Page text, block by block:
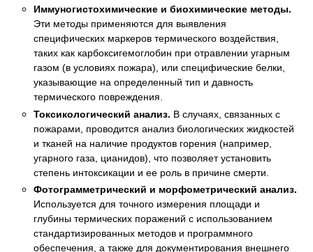
Иммуногистохимические и биохимические методы.
Эти методы применяются для выявления
специфических маркеров термического воздействия,
таких как карбоксигемоглобин при отравлении угарным
газом (в условиях пожара), или специфические белки,
указывающие на определенный тип и давность
термического повреждения.
Токсикологический анализ. В случаях, связанных с
пожарами, проводится анализ биологических жидкостей
и тканей на наличие продуктов горения (например,
угарного газа, цианидов), что позволяет установить
степень интоксикации и ее роль в причине смерти.
Фотограмметрический и морфометрический анализ.
Используется для точного измерения площади и
глубины термических поражений с использованием
стандартизированных методов и программного
обеспечения, а также для документирования внешнего